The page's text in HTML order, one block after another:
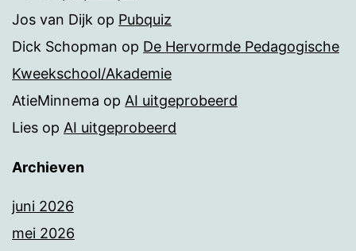
Jos van Dijk op Pubquiz
Dick Schopman op De Hervormde Pedagogische
Kweekschool/Akademie
AtieMinnema op AI uitgeprobeerd
Lies op AI uitgeprobeerd
Archieven
juni 2026
mei 2026